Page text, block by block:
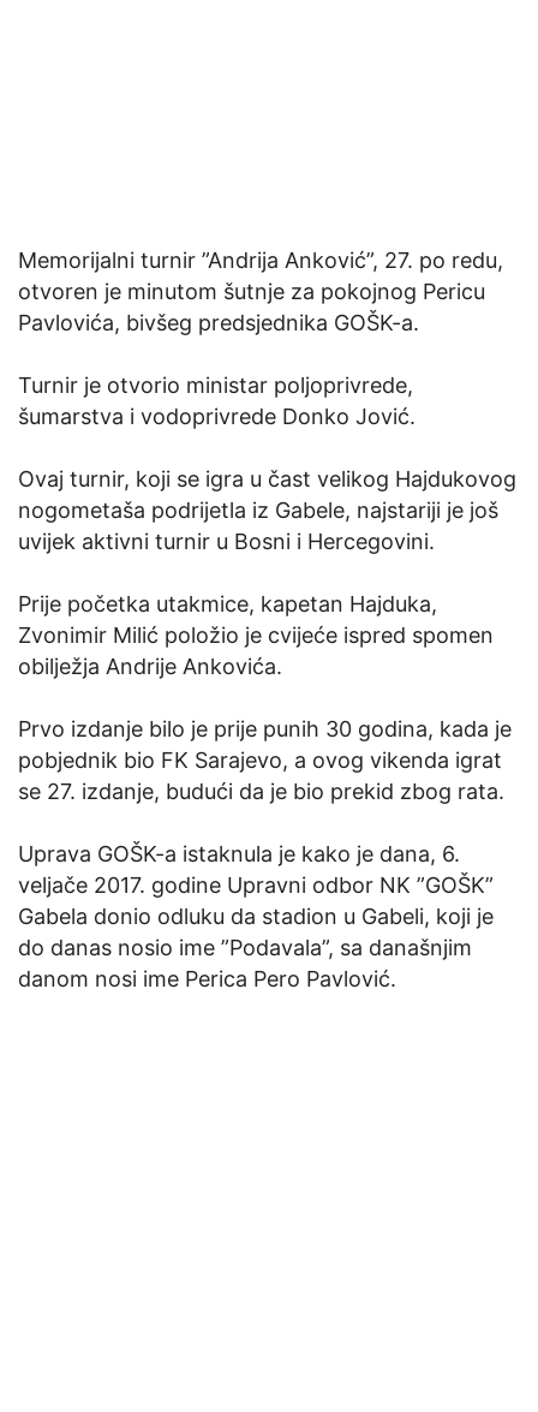
Memorijalni turnir ”Andrija Anković”, 27. po redu,
otvoren je minutom šutnje za pokojnog Pericu
Pavlovića, bivšeg predsjednika GOŠK-a.
Turnir je otvorio ministar poljoprivrede,
šumarstva i vodoprivrede Donko Jović.
Ovaj turnir, koji se igra u čast velikog Hajdukovog
nogometaša podrijetla iz Gabele, najstariji je još
uvijek aktivni turnir u Bosni i Hercegovini.
Prije početka utakmice, kapetan Hajduka,
Zvonimir Milić položio je cvijeće ispred spomen
obilježja Andrije Ankovića.
Prvo izdanje bilo je prije punih 30 godina, kada je
pobjednik bio FK Sarajevo, a ovog vikenda igrat
se 27. izdanje, budući da je bio prekid zbog rata.
Uprava GOŠK-a istaknula je kako je dana, 6.
veljače 2017. godine Upravni odbor NK ”GOŠK”
Gabela donio odluku da stadion u Gabeli, koji je
do danas nosio ime ”Podavala”, sa današnjim
danom nosi ime Perica Pero Pavlović.